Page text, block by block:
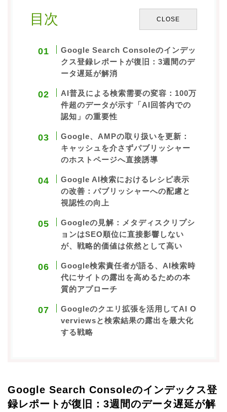
会社概要
SEO資料を無料ダウンロードする
CLOSE
目次
Google Search Consoleのインデッ
クス登録レポートが復旧：3週間のデ
ータ遅延が解消
AI普及による検索需要の変容：100万
件超のデータが示す「AI回答内での
認知」の重要性
Google、AMPの取り扱いを更新：
キャッシュを介さずパブリッシャー
のホストページへ直接誘導
Google AI検索におけるレシピ表示
の改善：パブリッシャーへの配慮と
視認性の向上
Googleの見解：メタディスクリプシ
ョンはSEO順位に直接影響しない
が、戦略的価値は依然として高い
Google検索責任者が語る、AI検索時
代にサイトの露出を高めるための本
質的アプローチ
Googleのクエリ拡張を活用してAI O
verviewsと検索結果の露出を最大化
する戦略
Google Search Consoleのインデックス登
録レポートが復旧：3週間のデータ遅延が解